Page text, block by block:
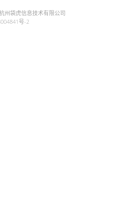
州袋虎信息技术有限公司
号-2